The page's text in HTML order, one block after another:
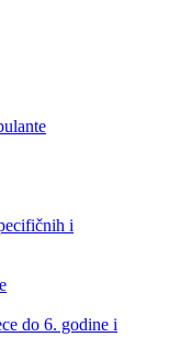
i
do 6. godine i